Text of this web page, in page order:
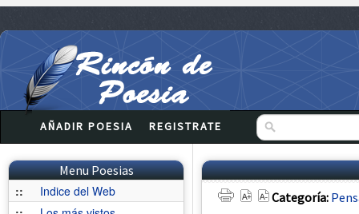
AÑADIR POESIA REGISTRATE
Menu Poesias
::
Indice del Web
Categoría: